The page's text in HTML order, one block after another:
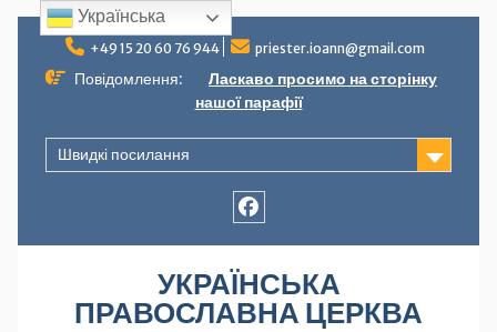
+49 15 20 60 76 944 priester.ioann@gmail.com
Повідомлення:
Ласкаво просимо на сторінку
нашої парафії
Швидкі посилання
УКРАЇНСЬКА
ПРАВОСЛАВНА ЦЕРКВА
Українська